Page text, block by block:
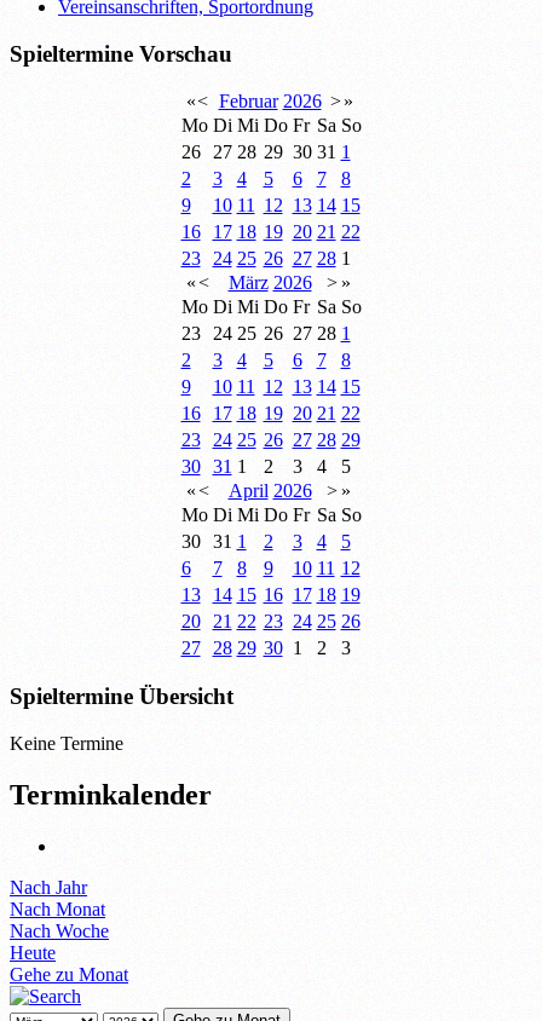
Vereinsanschriften, Sportordnung
Spieltermine Vorschau
«< Februar 2026 >»
Mo Di Mi Do Fr Sa So
26
27 28 29 30 31 1
2
3 4 5 6 7
8
9
10 11 12 13 14 15
16
17 18 19 20 21 22
23
24 25 26 27 28 1
«< März 2026 >»
Mo Di Mi Do Fr Sa So
23
24 25 26 27 28 1
2
3 4 5 6 7
8
9
10 11 12 13 14 15
16
17 18 19 20 21 22
23
24 25 26 27 28 29
30
31 1 2 3 4
5
«< April 2026 >»
Mo Di Mi Do Fr Sa So
30
31 1 2 3 4
5
6
7 8 9 10 11 12
13
14 15 16 17 18 19
20
21 22 23 24 25 26
27
28 29 30 1 2 3
Spieltermine Übersicht
Keine Termine
Terminkalender
Nach Jahr
Nach Monat
Nach Woche
Heute
Gehe zu Monat